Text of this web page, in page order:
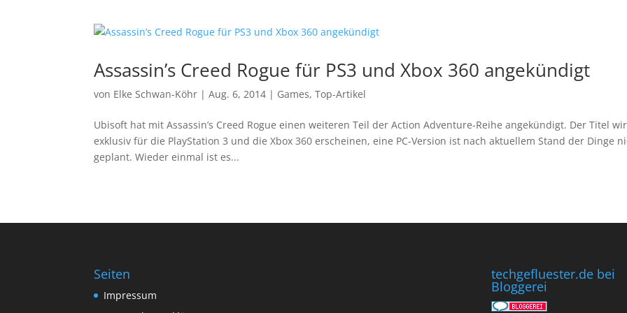
Assassin’s Creed Rogue für PS3 und Xbox 360 angekündigt
von Elke Schwan-Köhr |Aug. 6, 2014 | Games,Top-Artikel
Ubisoft hat mit Assassin’s Creed Rogue einen weiteren Teil der Action Adventure-Reihe angekündigt. Der Titel
exklusiv für die PlayStation 3 und die Xbox 360 erscheinen, eine PC-Version ist nach aktuellem Stand der Dinge
geplant. Wieder einmal ist es...
Seiten
Impressum
techgefluester.de bei
Bloggerei